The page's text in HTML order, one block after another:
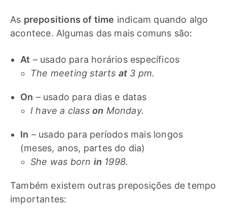
As prepositions of time indicam quando algo
acontece. Algumas das mais comuns são:
At – usado para horários específicos
The meeting starts at 3 pm.
On – usado para dias e datas
I have a class on Monday.
In – usado para períodos mais longos
(meses, anos, partes do dia)
She was born in 1998.
Também existem outras preposições de tempo
importantes: